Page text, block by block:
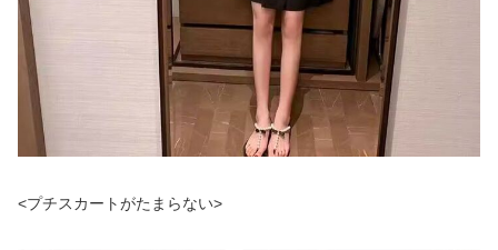
<プチスカートがたまらない>